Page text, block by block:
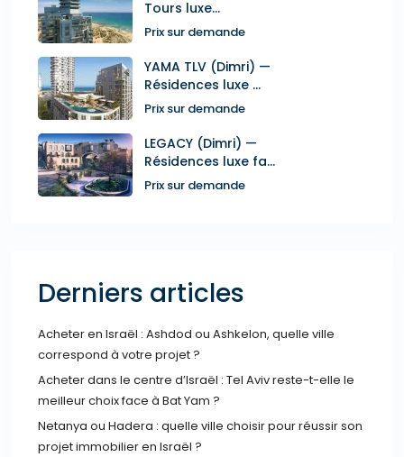
Tours luxe...
Prix sur demande
YAMA TLV (Dimri) —
Résidences luxe ...
Prix sur demande
LEGACY (Dimri) —
Résidences luxe fa...
Prix sur demande
Derniers articles
Acheter en Israël : Ashdod ou Ashkelon, quelle ville
correspond à votre projet ?
Acheter dans le centre d’Israël : Tel Aviv reste-t-elle le
meilleur choix face à Bat Yam ?
Netanya ou Hadera : quelle ville choisir pour réussir son
projet immobilier en Israël ?